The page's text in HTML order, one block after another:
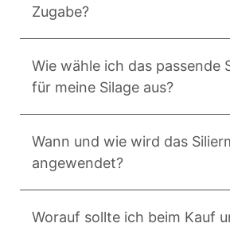
Zugabe?
Wie wähle ich das passende
für meine Silage aus?
Wann und wie wird das
angewendet?
Worauf sollte ich beim Kauf